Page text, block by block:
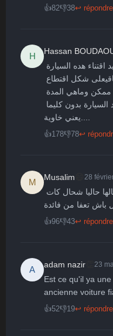
👍82👎38↩ répondre
H
Hassan
....يعني خاوية
👍178👎78↩
M
Musalim 28
تعفا من فائدة
👍96👎43↩ répondre
A
adam nazir 23
Est ce qu'il ya
ancienne voiture
👍52👎19↩ répondre